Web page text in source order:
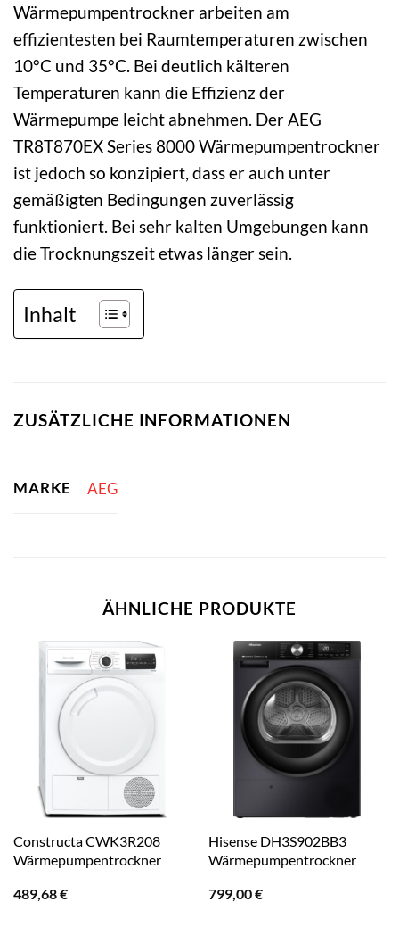
Wärmepumpentrockner arbeiten am
effizientesten bei Raumtemperaturen zwischen
10°C und 35°C. Bei deutlich kälteren
Temperaturen kann die Effizienz der
Wärmepumpe leicht abnehmen. Der AEG
TR8T870EX Series 8000 Wärmepumpentrockner
ist jedoch so konzipiert, dass er auch unter
gemäßigten Bedingungen zuverlässig
funktioniert. Bei sehr kalten Umgebungen kann
die Trocknungszeit etwas länger sein.
Inhalt
ZUSÄTZLICHE INFORMATIONEN
MARKE AEG
ÄHNLICHE PRODUKTE
Constructa CWK3R208
Wärmepumpentrockner
489,68€
Hisense DH3S902BB3
Wärmepumpentrockner
799,00€